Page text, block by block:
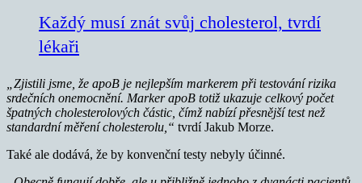
Každý musí znát svůj cholesterol, tvrdí
lékaři
„Zjistili jsme, že apoB je nejlepším markerem při testování rizika
srdečních onemocnění. Marker apoB totiž ukazuje celkový počet
špatných cholesterolových částic, čímž nabízí přesnější test než
standardní měření cholesterolu,“ tvrdí Jakub Morze.
Také ale dodává, že by konvenční testy nebyly účinné.